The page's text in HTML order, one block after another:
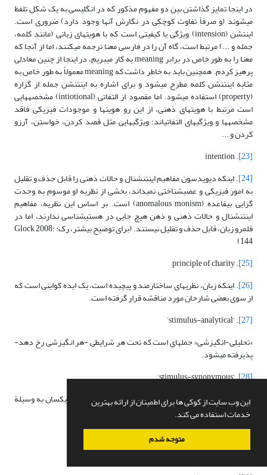
این وب سایت از کوکی ها برای اطمینان از ارائه بهترین
خدمات استفاده می کند.
متوجه شدم
در اینجا تمایز گذاشتن بین دو مفهوم مذکور که در انگلیسی به یک شکل تلفظ
می­شوند (و صرفاً تفاوت کوچکی در نگارش آنها وجود دارد) ضروری است.
اینتشن (intension) ویژگی یا کیفیتی است که با هویت­های زبانی (مانند کلمه،
جمله و ...) مرتبط است، گاه آن را در فارسی معنا ترجمه می­کنند، اما از آنجا که
معنا را به طور خاص در برابر meaning به کار می­بریم، در اینجا از چنین معادلی
پرهیز کردم. همچنین باید به خاطر داشت که meaning معمولاً به طور خاص به
مثابه اینتنشن کلمه مطرح می­شود و برای اشاره به اینتنشنِ جمله از گزاره
(property) استفاده می­شود. اما مقصود از التفاتی (intiotional) مشخصه­هایی
است مرتبط با هویت­های ذهنی، از این رو هویت­ها و موجودات فیزیکی فاقد
مشخصه­ها و ویژگی­های التفاتی­اند؛ ویژگی­هایی مثل قصد کردن، خواستن، آرزو
کردن و ...
[23]
. intention
[24]
. اینکه دیویدسون مفاهیم اینتنشنال و حالات ذهنی را قابل حذف و تقلیل
به امور فیزیکی و عصب­شناختی نمی­داند، بخشی از نظریه او موسوم به وحدت
گرایی بی­قاعده (anomalous monism) است. بر اساس این نظریه، مفاهیم
اینتنشنال و حالات ذهنی و ذهن هیچ جایی در هستی­شناسی ندارند، اما در
قلمرو زبان، قابل حذف و تقلیل نیستند. (برای توضیح بیشتر، رک: Glock 2008:
144)
[25]
. principle of charity
[26]
. اینکه زبان، نظریه­ای ساختارمند و پیچیده است، یک ایده کواینی است که
از سوی بعضی شارحان مورد مناقشه قرار گرفته است.
[27]
. ‘stimulus-analytical’
«تحلیلی-انگیزشی» جمله­ای است که تحت هر شرایطی -هر انگیزشی رخ دهد-
پذیرفته می­شود.
[28]
. ‘stimulus-synonymous’
دو جملة «مترادف-انگیزشی» جمله­هایی­اند که در موقعیت­های یکسان به وسیلة
همة گویشوران تأیید می­شوند.
[29]
. truth-functional connectives